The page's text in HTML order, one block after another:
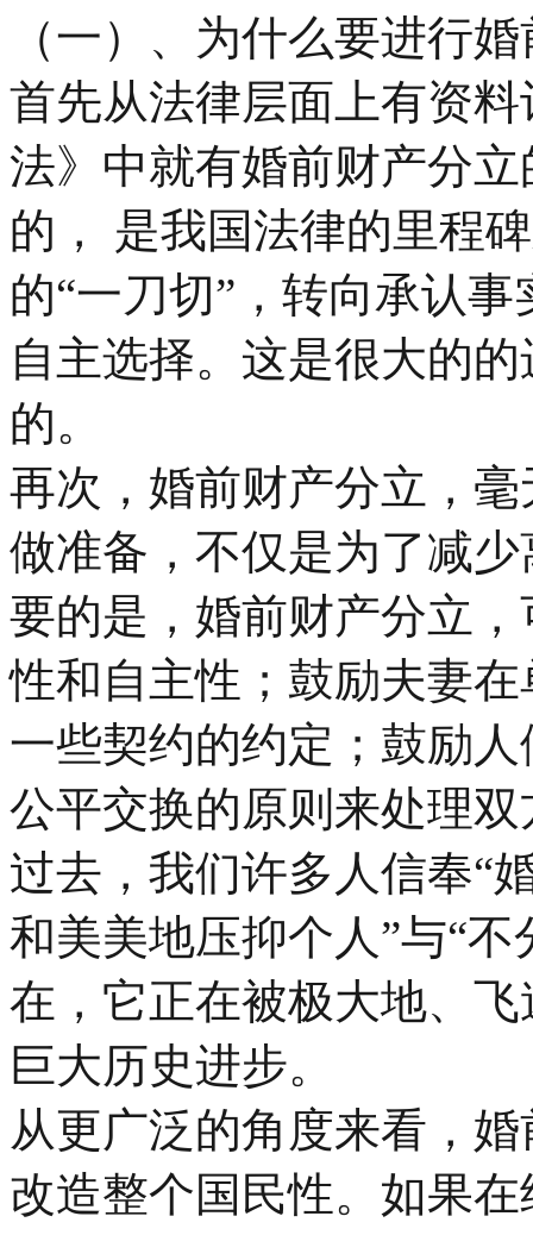
（一）、为什么要进行
首先从法律层面上有资
法》中就有婚前财产分
的， 是我国法律的里程
的“一刀切”，转向承认
自主选择。这是很大的
的。
再次，婚前财产分立，
做准备，不仅是为了减
要的是，婚前财产分立
性和自主性；鼓励夫妻
一些契约的约定；鼓励
公平交换的原则来处理
过去，我们许多人信奉“
和美美地压抑个人”与“
在，它正在被极大地、
巨大历史进步。
从更广泛的角度来看，
改造整个国民性。如果